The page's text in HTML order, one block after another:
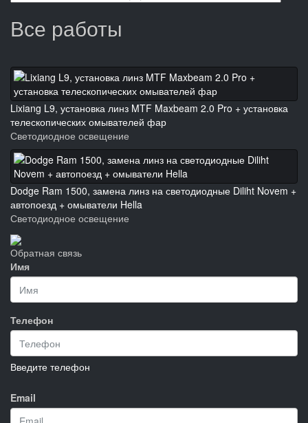
Все работы
Lixiang L9, установка линз MTF Maxbeam 2.0 Pro + установка
телескопических омывателей фар
Светодиодное освещение
Dodge Ram 1500, замена линз на светодиодные Diliht Novem +
автопоезд + омыватели Hella
Светодиодное освещение
Обратная связь
Имя
Телефон
Введите телефон
Email